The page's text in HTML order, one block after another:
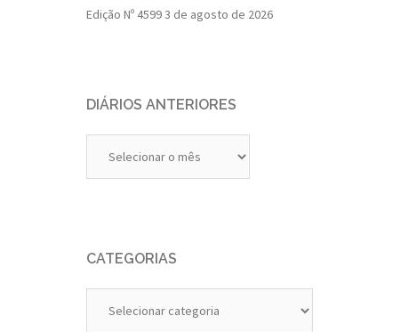
Edição Nº 45993 de agosto de 2026
DIÁRIOS ANTERIORES
Anteriores
CATEGORIAS